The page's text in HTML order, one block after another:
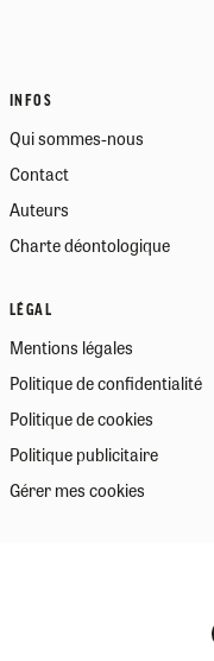
INFOS
Qui sommes-nous
Contact
Auteurs
Charte déontologique
LÉGAL
Mentions légales
Politique de confidentialité
Politique de cookies
Politique publicitaire
Gérer mes cookies